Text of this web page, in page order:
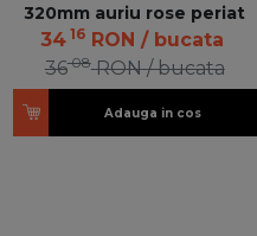
320mm auriu rose periat
34 16 RON / bucata
3608 RON / bucata
Adauga in cos